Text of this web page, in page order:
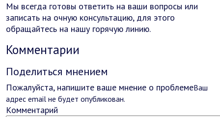
Мы всегда готовы ответить на ваши вопросы или
записать на очную консультацию, для этого
обращайтесь на нашу горячую линию.
Комментарии
Поделиться мнением
Пожалуйста, напишите ваше мнение о проблемеВаш
адрес email не будет опубликован.
Комментарий